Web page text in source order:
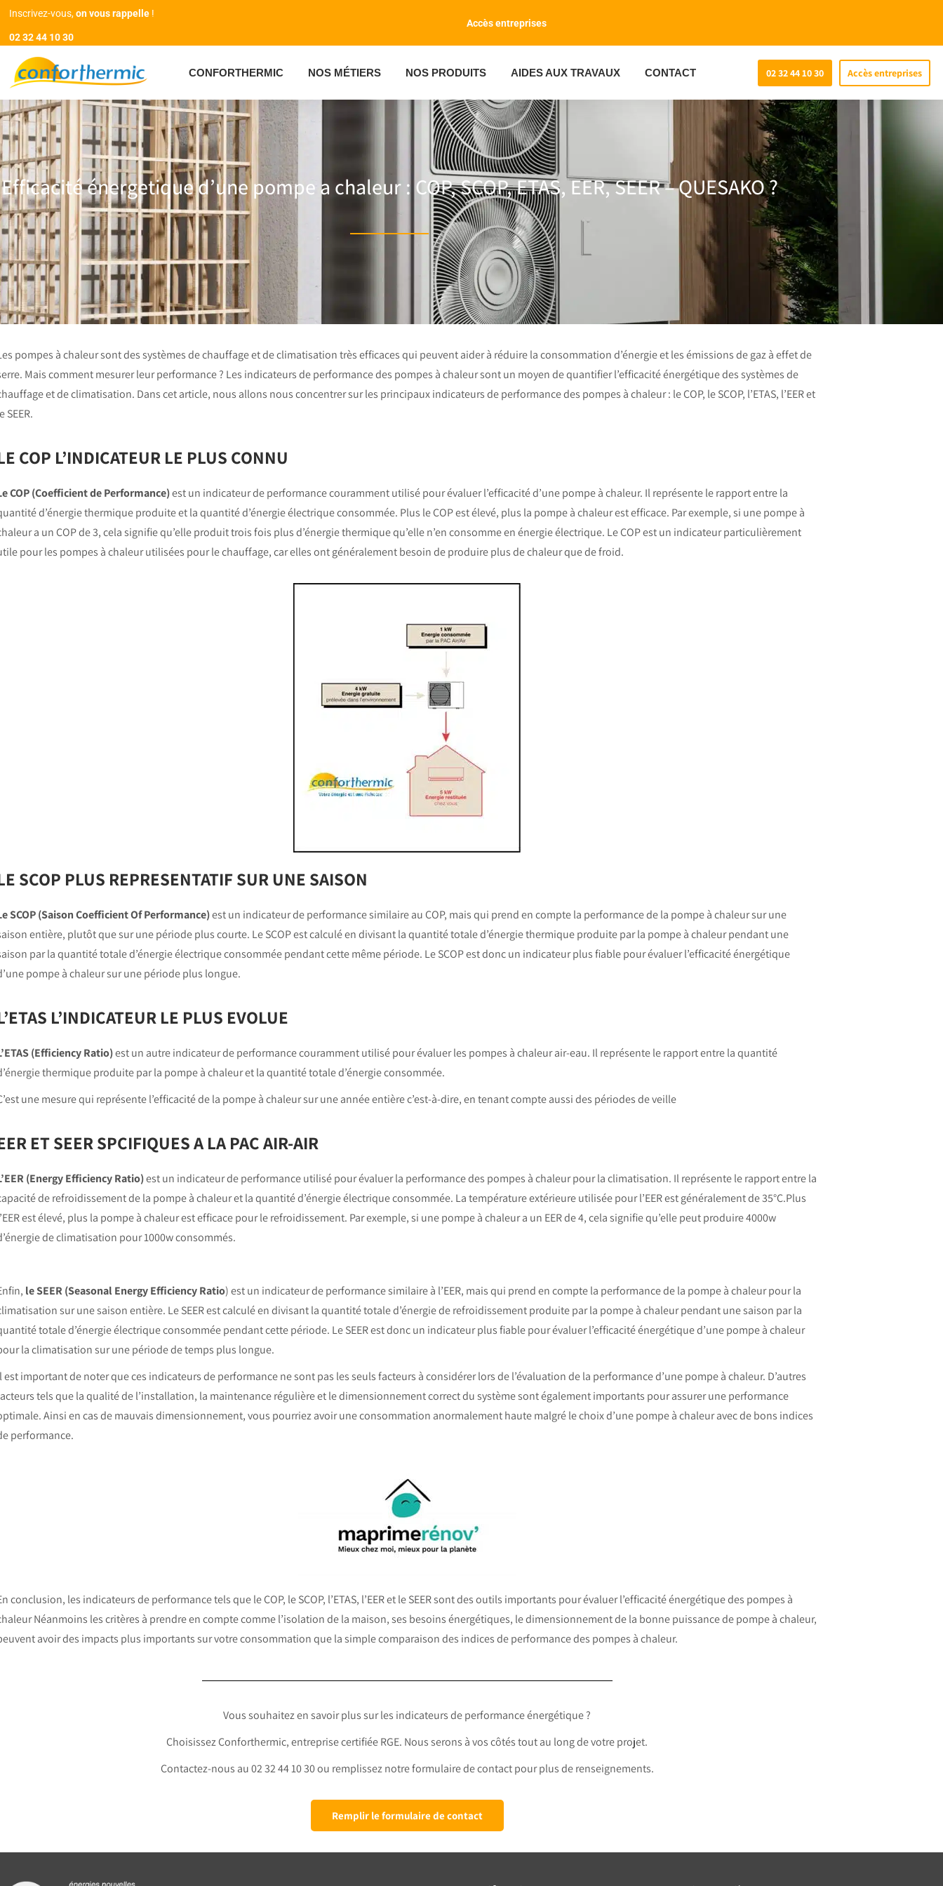
Inscrivez-vous,on vous rappelle !
02 32 44 10 30
Accès entreprises
CONFORTHERMIC NOS MÉTIERS NOS PRODUITS AIDES AUX TRAVAUX CONTACT 02 32 44 10 30 Accès entreprises
Efficacité énergetique d’une pompe a chaleur : COP, SCOP, ETAS, EER, SEER – QUESAKO ?
pompes à chaleur sont des systèmes de chauffage et de climatisation très efficaces qui peuvent aider à réduire la consommation d’énergie et les émissions de gaz à effet de
Mais comment mesurer leur performance ? Les indicateurs de performance des pompes à chaleur sont un moyen de quantifier l’efficacité énergétique des systèmes de
et de climatisation. Dans cet article, nous allons nous concentrer sur les principaux indicateurs de performance des pompes à chaleur : le COP, le SCOP, l’ETAS, l’EER et
SEER.
COP L’INDICATEUR LE PLUS CONNU
COP (Coefficient de Performance)est un indicateur de performance couramment utilisé pour évaluer l’efficacité d’une pompe à chaleur. Il représente le rapport entre la
d’énergie thermique produite et la quantité d’énergie électrique consommée. Plus le COP est élevé, plus la pompe à chaleur est efficace. Par exemple, si une pompe à
a un COP de 3, cela signifie qu’elle produit trois fois plus d’énergie thermique qu’elle n’en consomme en énergie électrique. Le COP est un indicateur particulièrement
pour les pompes à chaleur utilisées pour le chauffage, car elles ont généralement besoin de produire plus de chaleur que de froid.
SCOP PLUS REPRESENTATIF SUR UNE SAISON
SCOP (Saison Coefficient Of Performance)est un indicateur de performance similaire au COP, mais qui prend en compte la performance de la pompe à chaleur sur une
entière, plutôt que sur une période plus courte. Le SCOP est calculé en divisant la quantité totale d’énergie thermique produite par la pompe à chaleur pendant une
par la quantité totale d’énergie électrique consommée pendant cette même période. Le SCOP est donc un indicateur plus fiable pour évaluer l’efficacité énergétique
pompe à chaleur sur une période plus longue.
L’INDICATEUR LE PLUS EVOLUE
(Efficiency Ratio)est un autre indicateur de performance couramment utilisé pour évaluer les pompes à chaleur air-eau. Il représente le rapport entre la quantité
thermique produite par la pompe à chaleur et la quantité totale d’énergie consommée.
une mesure qui représente l’efficacité de la pompe à chaleur sur une année entière c’est-à-dire, en tenant compte aussi des périodes de veille
ET SEER SPCIFIQUES A LA PAC AIR-AIR
(Energy Efficiency Ratio)est un indicateur de performance utilisé pour évaluer la performance des pompes à chaleur pour la climatisation. Il représente le rapport entre la
de refroidissement de la pompe à chaleur et la quantité d’énergie électrique consommée. La température extérieure utilisée pour l’EER est généralement de 35°C.Plus
est élevé, plus la pompe à chaleur est efficace pour le refroidissement. Par exemple, si une pompe à chaleur a un EER de 4, cela signifie qu’elle peut produire 4000w
de climatisation pour 1000w consommés.
le SEER (Seasonal Energy Efficiency Ratio) est un indicateur de performance similaire à l’EER, mais qui prend en compte la performance de la pompe à chaleur pour la
sur une saison entière. Le SEER est calculé en divisant la quantité totale d’énergie de refroidissement produite par la pompe à chaleur pendant une saison par la
totale d’énergie électrique consommée pendant cette période. Le SEER est donc un indicateur plus fiable pour évaluer l’efficacité énergétique d’une pompe à chaleur
la climatisation sur une période de temps plus longue.
est important de noter que ces indicateurs de performance ne sont pas les seuls facteurs à considérer lors de l’évaluation de la performance d’une pompe à chaleur. D’autres
tels que la qualité de l’installation, la maintenance régulière et le dimensionnement correct du système sont également importants pour assurer une performance
Ainsi en cas de mauvais dimensionnement, vous pourriez avoir une consommation anormalement haute malgré le choix d’une pompe à chaleur avec de bons indices
performance.
conclusion, les indicateurs de performance tels que le COP, le SCOP, l’ETAS, l’EER et le SEER sont des outils importants pour évaluer l’efficacité énergétique des pompes à
Néanmoins les critères à prendre en compte comme l’isolation de la maison, ses besoins énergétiques, le dimensionnement de la bonne puissance de pompe à chaleur,
avoir des impacts plus importants sur votre consommation que la simple comparaison des indices de performance des pompes à chaleur.
Vous souhaitez en savoir plus sur les indicateurs de performance énergétique ?
Choisissez Conforthermic, entreprise certifiée RGE. Nous serons à vos côtés tout au long de votre projet.
Contactez-nous au 02 32 44 10 30 ou remplissez notre formulaire de contact pour plus de renseignements.
Remplir le formulaire de contact